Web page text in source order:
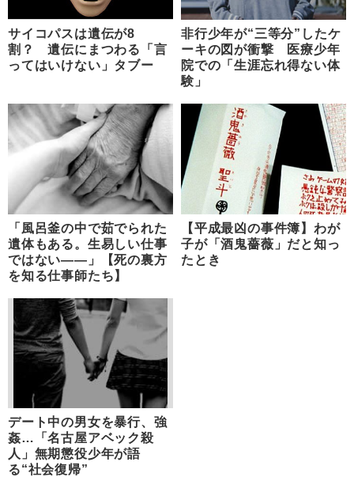
サイコパスは遺伝が8
割？ 遺伝にまつわる「言
ってはいけない」タブー
非行少年が“三等分”したケ
ーキの図が衝撃 医療少年
院での「生涯忘れ得ない体
験」
「風呂釜の中で茹でられた
遺体もある。生易しい仕事
ではない――」【死の裏方
を知る仕事師たち】
【平成最凶の事件簿】わが
子が「酒鬼薔薇」だと知っ
たとき
デート中の男女を暴行、強
姦…「名古屋アベック殺
人」無期懲役少年が語
る“社会復帰”